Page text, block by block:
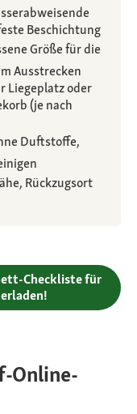
Beschichtung
Größe für die
Ausstrecken
Liegeplatz oder
(je nach
Duftstoffe,
Rückzugsort
Checkliste für
Online-